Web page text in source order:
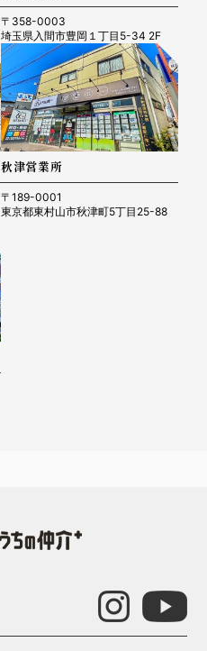
〒358-0003
埼玉県入間市豊岡１丁目5-34 2F
秋津営業所
〒189-0001
東京都東村山市秋津町5丁目25-88